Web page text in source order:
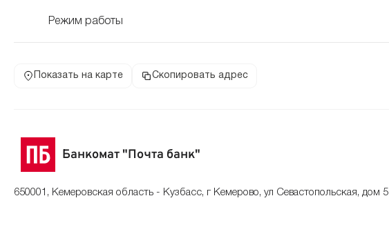
Режим работы
Показать на карте Скопировать адрес
Банкомат "Почта банк"
650001, Кемеровская область - Кузбасс, г Кемерово, ул Севастопольская, дом 5